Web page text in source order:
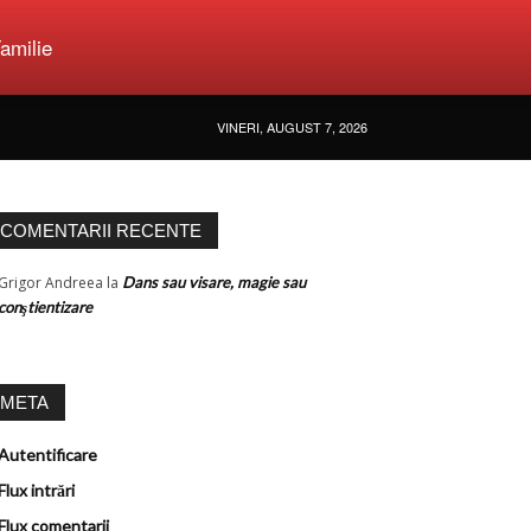
VINERI, AUGUST 7, 2026
COMENTARII RECENTE
Grigor Andreea la Dans sau visare, magie sau
conştientizare
META
intrări
comentarii